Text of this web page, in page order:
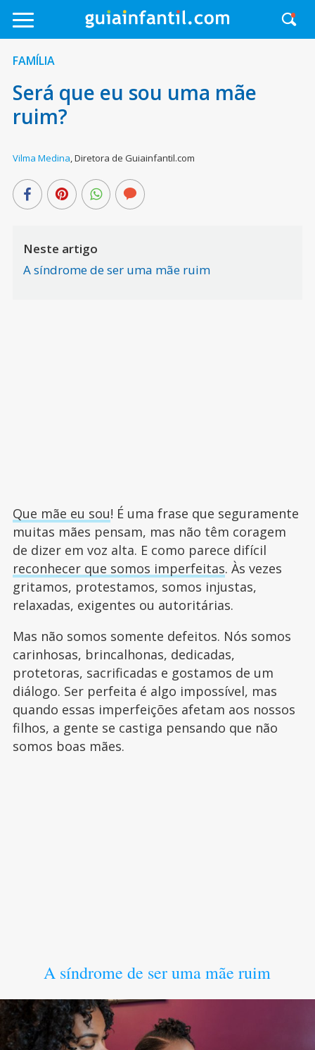
FAMÍLIA
Será que eu sou uma mãe
ruim?
Vilma Medina,Diretora de Guiainfantil.com
Neste artigo
A síndrome de ser uma mãe ruim
Que mãe eu sou! É uma frase que seguramente
muitas mães pensam, mas não têm coragem
de dizer em voz alta. E como parece difícil
reconhecer que somos imperfeitas. Às vezes
gritamos, protestamos, somos injustas,
relaxadas, exigentes ou autoritárias.
Mas não somos somente defeitos. Nós somos
carinhosas, brincalhonas, dedicadas,
protetoras, sacrificadas e gostamos de um
diálogo. Ser perfeita é algo impossível, mas
quando essas imperfeições afetam aos nossos
filhos, a gente se castiga pensando que não
somos boas mães.
A síndrome de ser uma mãe ruim